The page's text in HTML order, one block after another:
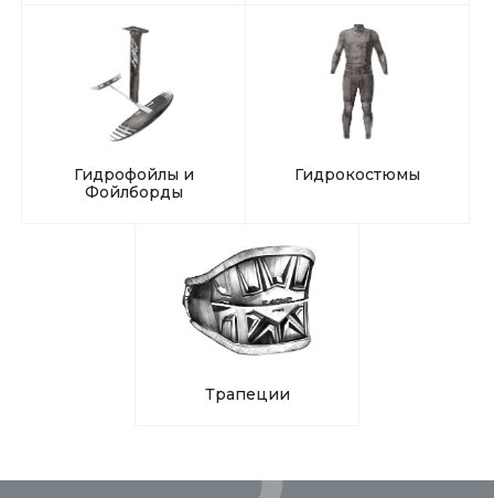
Гидрофойлы и
Фойлборды
Гидрокостюмы
Трапеции